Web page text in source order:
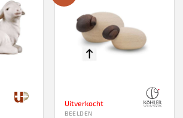
Uitverkocht
BEELDEN